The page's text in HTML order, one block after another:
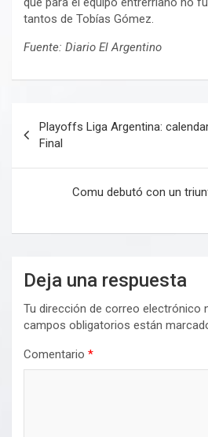
tantos de Tobías Gómez.
Fuente: Diario El Argentino
de
entradas
Playoffs Liga Argentina:
Final
Comu debutó con un
Deja una respuesta
Tu dirección de correo electrónico
campos obligatorios están
Comentario *